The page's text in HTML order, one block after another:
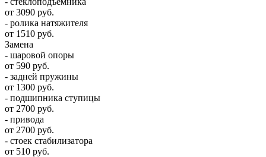
от 3090 руб.
- ролика натяжителя
от 1510 руб.
Замена
- шаровой опоры
от 590 руб.
- задней пружины
от 1300 руб.
- подшипника ступицы
от 2700 руб.
- привода
от 2700 руб.
- стоек стабилизатора
от 510 руб.